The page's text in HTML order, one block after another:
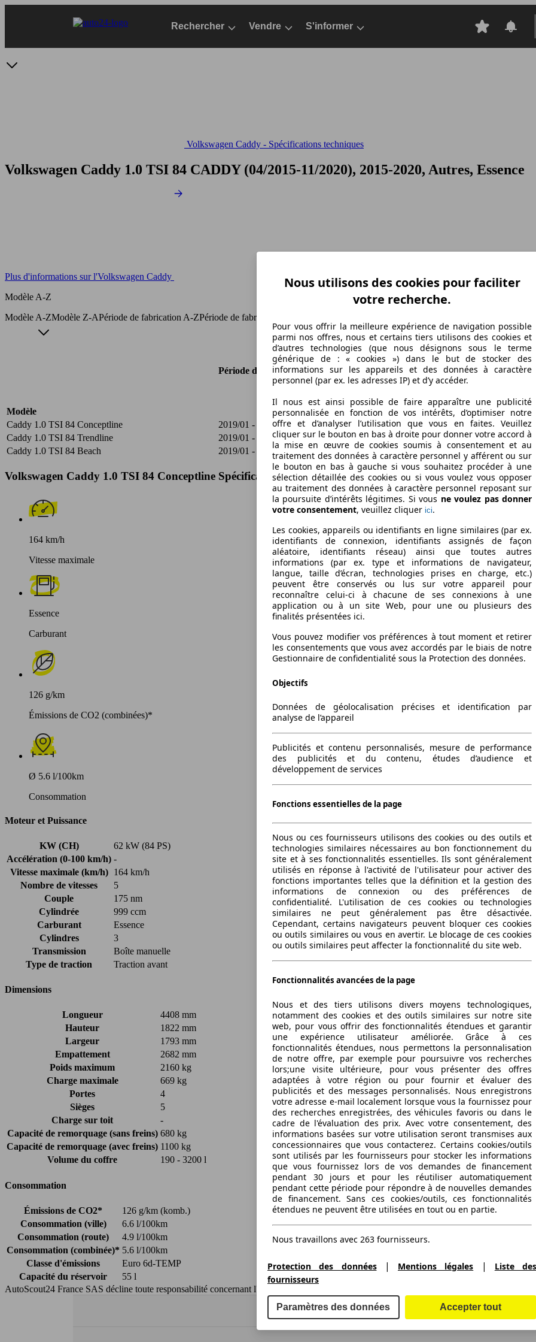
Rechercher Vendre S'informer
Volkswagen Caddy - Spécifications techniques
Volkswagen Caddy 1.0 TSI 84 CADDY (04/2015-11/2020), 2015-2020, Autres, Essence
Plus d'informations sur l'Volkswagen Caddy
Modèle A-Z
Modèle A-ZModèle Z-APériode de fabrication A-ZPériode de fabrication Z-A Ø
Modèle
Période de fabrication Puissance Ø Consommation
Caddy 1.0 TSI 84 Conceptline 2019/01 - 2019/05 62 KW (84 PS) 5.6 l/100km
Caddy 1.0 TSI 84 Trendline
2019/01 - 2019/05 62 KW (84 PS) 5.6 l/100km
Caddy 1.0 TSI 84 Beach
2019/01 - 2019/05 62 KW (84 PS) 5.6 l/100km
Volkswagen Caddy 1.0 TSI 84 Conceptline Spécifications techniques
164 km/h
Vitesse maximale
Essence
Carburant
126 g/km
Émissions de CO2 (combinées)*
Ø 5.6 l/100km
Consommation
Moteur et Puissance
KW (CH)
62 kW (84 PS)
Accélération (0-100 km/h) -
Vitesse maximale (km/h)
164 km/h
Nombre de vitesses
5
Couple
175 nm
Cylindrée
999 ccm
Carburant
Essence
Cylindres
3
Transmission
Boîte manuelle
Type de traction
Traction avant
Dimensions
Longueur
4408 mm
Hauteur
1822 mm
Largeur
1793 mm
Empattement
2682 mm
Poids maximum
2160 kg
Charge maximale
669 kg
Portes
4
Sièges
5
Charge sur toit
-
Capacité de remorquage (sans freins) 680 kg
Capacité de remorquage (avec freins) 1100 kg
Volume du coffre
190 - 3200 l
Consommation
Émissions de CO2*
126 g/km (komb.)
Consommation (ville)
6.6 l/100km
Consommation (route)
4.9 l/100km
Consommation (combinée)* 5.6 l/100km
Classe d'émissions
Euro 6d-TEMP
Capacité du réservoir
55 l
AutoScout24 France SAS décline toute responsabilité concernant l''exactitude des indications fournies.
Nous utilisons des cookies pour faciliter
votre recherche.
Pour vous offrir la meilleure expérience de navigation possible
parmi nos offres, nous et certains tiers utilisons des cookies et
d’autres technologies (que nous désignons sous le terme
générique de : « cookies ») dans le but de stocker des
informations sur les appareils et des données à caractère
personnel (par ex. les adresses IP) et d’y accéder.
Il nous est ainsi possible de faire apparaître une publicité
personnalisée en fonction de vos intérêts, d’optimiser notre
offre et d’analyser l’utilisation que vous en faites. Veuillez
cliquer sur le bouton en bas à droite pour donner votre accord à
la mise en œuvre de cookies soumis à consentement et au
traitement des données à caractère personnel y afférent ou sur
le bouton en bas à gauche si vous souhaitez procéder à une
sélection détaillée des cookies ou si vous voulez vous opposer
au traitement des données à caractère personnel reposant sur
la poursuite d’intérêts légitimes. Si vous ne voulez pas donner
votre consentement, veuillez cliquer ici.
Les cookies, appareils ou identifiants en ligne similaires (par ex.
identifiants de connexion, identifiants assignés de façon
aléatoire, identifiants réseau) ainsi que toutes autres
informations (par ex. type et informations de navigateur,
langue, taille d’écran, technologies prises en charge, etc.)
peuvent être conservés ou lus sur votre appareil pour
reconnaître celui-ci à chacune de ses connexions à une
application ou à un site Web, pour une ou plusieurs des
finalités présentées ici.
Vous pouvez modifier vos préférences à tout moment et retirer
les consentements que vous avez accordés par le biais de notre
Gestionnaire de confidentialité sous la Protection des données.
Objectifs
Données de géolocalisation précises et identification par
analyse de l’appareil
Publicités et contenu personnalisés, mesure de performance
des publicités et du contenu, études d’audience et
développement de services
Fonctions essentielles de la page
Nous ou ces fournisseurs utilisons des cookies ou des outils et
technologies similaires nécessaires au bon fonctionnement du
site et à ses fonctionnalités essentielles. Ils sont généralement
utilisés en réponse à l'activité de l'utilisateur pour activer des
fonctions importantes telles que la définition et la gestion des
informations de connexion ou des préférences de
confidentialité. L'utilisation de ces cookies ou technologies
similaires ne peut généralement pas être désactivée.
Cependant, certains navigateurs peuvent bloquer ces cookies
ou outils similaires ou vous en avertir. Le blocage de ces cookies
ou outils similaires peut affecter la fonctionnalité du site web.
Fonctionnalités avancées de la page
Nous et des tiers utilisons divers moyens technologiques,
notamment des cookies et des outils similaires sur notre site
web, pour vous offrir des fonctionnalités étendues et garantir
une expérience utilisateur améliorée. Grâce à ces
fonctionnalités étendues, nous permettons la personnalisation
de notre offre, par exemple pour poursuivre vos recherches
lors;une visite ultérieure, pour vous présenter des offres
adaptées à votre région ou pour fournir et évaluer des
publicités et des messages personnalisés. Nous enregistrons
votre adresse e-mail localement lorsque vous la fournissez pour
des recherches enregistrées, des véhicules favoris ou dans le
cadre de l'évaluation des prix. Avec votre consentement, des
informations basées sur votre utilisation seront transmises aux
concessionnaires que vous contacterez. Certains cookies/outils
sont utilisés par les fournisseurs pour stocker les informations
que vous fournissez lors de vos demandes de financement
pendant 30 jours et pour les réutiliser automatiquement
pendant cette période pour répondre à de nouvelles demandes
de financement. Sans ces cookies/outils, ces fonctionnalités
étendues ne peuvent être utilisées en tout ou en partie.
Nous travaillons avec 263 fournisseurs.
Protection des données| Mentions légales |
Liste des
fournisseurs
Paramètres des données Accepter tout